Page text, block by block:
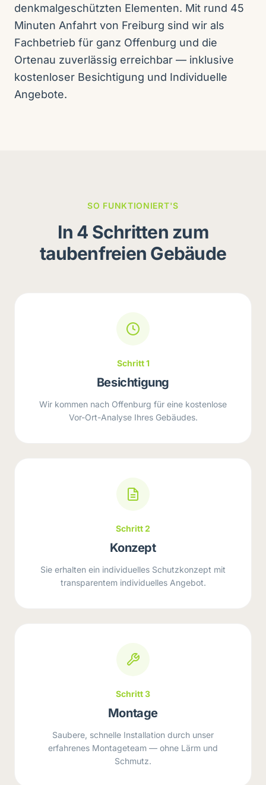
denkmalgeschützten Elementen. Mit rund 45
Minuten Anfahrt von Freiburg sind wir als
Fachbetrieb für ganz Offenburg und die
Ortenau zuverlässig erreichbar — inklusive
kostenloser Besichtigung und Individuelle
Angebote.
SO FUNKTIONIERT'S
In 4 Schritten zum
taubenfreien Gebäude
Schritt 1
Besichtigung
Wir kommen nach Offenburg für eine kostenlose
Vor-Ort-Analyse Ihres Gebäudes.
Schritt 2
Konzept
Sie erhalten ein individuelles Schutzkonzept mit
transparentem individuelles Angebot.
Schritt 3
Montage
Saubere, schnelle Installation durch unser
erfahrenes Montageteam — ohne Lärm und
Schmutz.